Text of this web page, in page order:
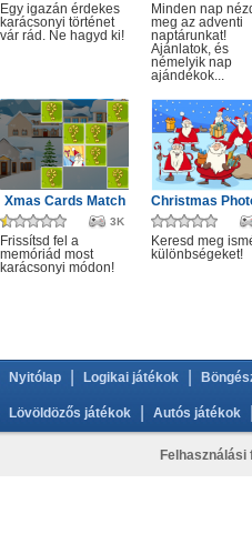
Egy igazán érdekes
karácsonyi történet
vár rád. Ne hagyd ki!
Minden nap
meg az adventi
naptárunkat!
Ajánlatok, és
némelyik nap
ajándékok...
Xmas Cards Match
3K
Frissítsd fel a
memóriád most
karácsonyi módon!
Keresd meg
különbségeket!
Nyitólap Logikai játékok
Lövöldözős játékok Autós játékok
Felhasználási